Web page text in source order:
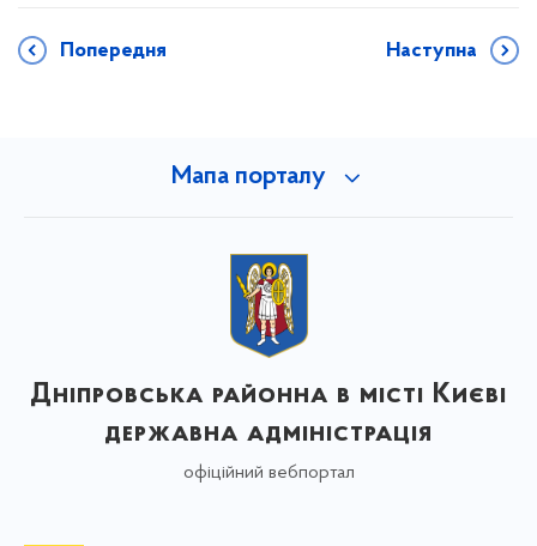
Попередня Наступна
Мапа порталу
Дніпровська районна в місті Києві
державна адміністрація
офіційний вебпортал